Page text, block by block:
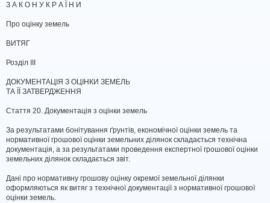
З А К О Н У К Р А Ї Н И
Про оцінку земель
ВИТЯГ
Розділ III
ДОКУМЕНТАЦІЯ З ОЦІНКИ ЗЕМЕЛЬ
ТА ЇЇ ЗАТВЕРДЖЕННЯ
Стаття 20. Документація з оцінки земель
За результатами бонітування ґрунтів, економічної оцінки земель та
нормативної грошової оцінки земельних ділянок складається технічна
документація, а за результатами проведення експертної грошової оцінки
земельних ділянок складається звіт.
Дані про нормативну грошову оцінку окремої земельної ділянки
оформляються як витяг з технічної документації з нормативної грошової
оцінки земель.